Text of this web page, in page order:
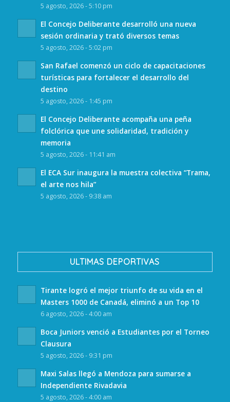
5 agosto, 2026 - 5:10 pm
El Concejo Deliberante desarrolló una nueva
sesión ordinaria y trató diversos temas
5 agosto, 2026 - 5:02 pm
San Rafael comenzó un ciclo de capacitaciones
turísticas para fortalecer el desarrollo del
destino
5 agosto, 2026 - 1:45 pm
El Concejo Deliberante acompaña una peña
folclórica que une solidaridad, tradición y
memoria
5 agosto, 2026 - 11:41 am
El ECA Sur inaugura la muestra colectiva “Trama,
el arte nos hila”
5 agosto, 2026 - 9:38 am
ULTIMAS DEPORTIVAS
Tirante logró el mejor triunfo de su vida en el
Masters 1000 de Canadá, eliminó a un Top 10
6 agosto, 2026 - 4:00 am
Boca Juniors venció a Estudiantes por el Torneo
Clausura
5 agosto, 2026 - 9:31 pm
Maxi Salas llegó a Mendoza para sumarse a
Independiente Rivadavia
5 agosto, 2026 - 4:00 am